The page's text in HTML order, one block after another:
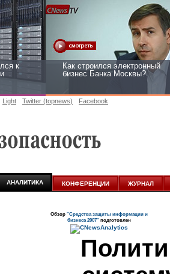
к
Как строился электронный
бизнес Банка Москвы?
Light Twitter (topnews) Facebook
АНАЛИТИКА КОНФЕРЕНЦИИ ЖУРНАЛ
Обзор "Средства защиты информации и
бизнеса 2007"подготовлен